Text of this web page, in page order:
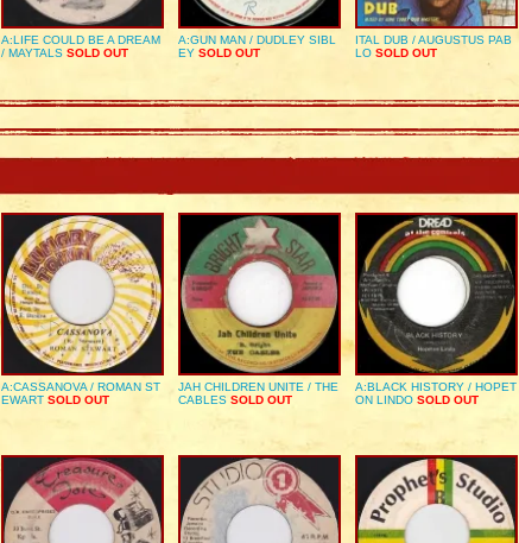
A:LIFE COULD BE A DREAM
/ MAYTALS SOLD OUT
A:GUN MAN / DUDLEY SIBL
EY SOLD OUT
ITAL DUB / AUGUSTUS PAB
LO SOLD OUT
A:CASSANOVA / ROMAN ST
EWART SOLD OUT
JAH CHILDREN UNITE / THE
CABLES SOLD OUT
A:BLACK HISTORY / HOPET
ON LINDO SOLD OUT